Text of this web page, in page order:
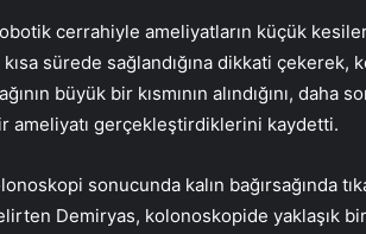
cerrahiyle ameliyatların küçük
sürede sağlandığına dikkati çekerek,
büyük bir kısmının alındığını,
ameliyatı gerçekleştirdiklerini kaydetti.
sonucunda kalın bağırsağında
Demiryas, kolonoskopide yaklaşık